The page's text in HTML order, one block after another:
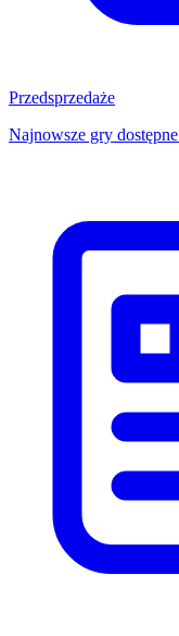
Przedsprzedaże
Najnowsze gry